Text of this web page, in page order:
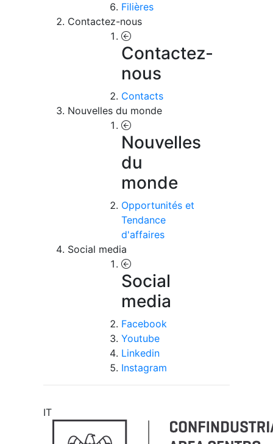
Filières
Contactez-nous
Contactez-
nous
Contacts
Nouvelles du monde
Nouvelles
du
monde
Opportunités et
Tendance
d'affaires
Social media
Social
media
Facebook
Youtube
Linkedin
Instagram
IT